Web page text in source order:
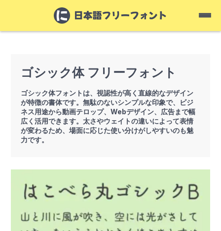
ゴシック体 フリーフォント
ゴシック体フォントは、視認性が高く直線的なデザイン
が特徴の書体です。無駄のないシンプルな印象で、ビジ
ネス用途から動画テロップ、Webデザイン、広告まで幅
広く活用できます。太さやウェイトの違いによって表情
が変わるため、場面に応じた使い分けがしやすいのも魅
力です。